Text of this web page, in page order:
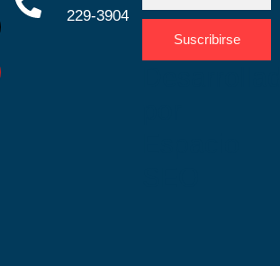
229-3904
Suscribirse